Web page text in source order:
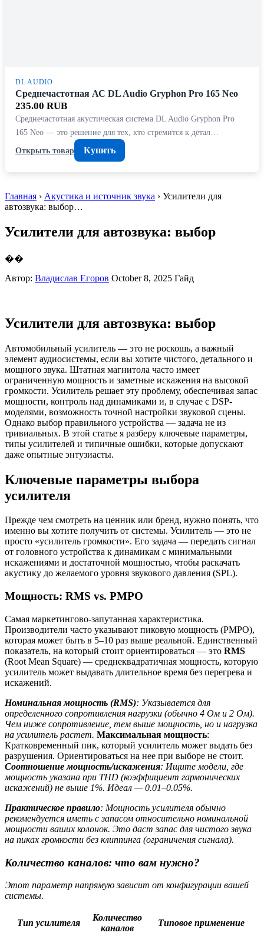
DL AUDIO
Среднечастотная АС DL Audio Gryphon Pro 165 Neo
235.00 RUB
Среднечастотная акустическая система DL Audio Gryphon Pro
165 Neo — это решение для тех, кто стремится к детал…
Открыть товар
Купить
Главная › Акустика и источник звука › Усилители для
автозвука: выбор…
Усилители для автозвука: выбор
��
Автор: Владислав Егоров October 8, 2025 Гайд
Усилители для автозвука: выбор
Автомобильный усилитель — это не роскошь, а важный
элемент аудиосистемы, если вы хотите чистого, детального и
мощного звука. Штатная магнитола часто имеет
ограниченную мощность и заметные искажения на высокой
громкости. Усилитель решает эту проблему, обеспечивая запас
мощности, контроль над динамиками и, в случае с DSP-
моделями, возможность точной настройки звуковой сцены.
Однако выбор правильного устройства — задача не из
тривиальных. В этой статье я разберу ключевые параметры,
типы усилителей и типичные ошибки, которые допускают
даже опытные энтузиасты.
Ключевые параметры выбора
усилителя
Прежде чем смотреть на ценник или бренд, нужно понять, что
именно вы хотите получить от системы. Усилитель — это не
просто «усилитель громкости». Его задача — передать сигнал
от головного устройства к динамикам с минимальными
искажениями и достаточной мощностью, чтобы раскачать
акустику до желаемого уровня звукового давления (SPL).
Мощность: RMS vs. PMPO
Самая маркетингово-запутанная характеристика.
Производители часто указывают пиковую мощность (PMPO),
которая может быть в 5–10 раз выше реальной. Единственный
показатель, на который стоит ориентироваться — это RMS
(Root Mean Square) — среднеквадратичная мощность, которую
усилитель может выдавать длительное время без перегрева и
искажений.
Номинальная мощность (RMS): Указывается для
определенного сопротивления нагрузки (обычно 4 Ом и 2 Ом).
Чем ниже сопротивление, тем выше мощность, но и нагрузка
на усилитель растет. Максимальная мощность:
Кратковременный пик, который усилитель может выдать без
разрушения. Ориентироваться на нее при выборе не стоит.
Соотношение мощность/искажения: Ищите модели, где
мощность указана при THD (коэффициент гармонических
искажений) не выше 1%. Идеал — 0.01–0.05%.
Практическое правило: Мощность усилителя обычно
рекомендуется иметь с запасом относительно номинальной
мощности ваших колонок. Это даст запас для чистого звука
на пиках громкости без клиппинга (ограничения сигнала).
Количество каналов: что вам нужно?
Этот параметр напрямую зависит от конфигурации вашей
системы.
Тип усилителя
Количество
каналов
Типовое применение